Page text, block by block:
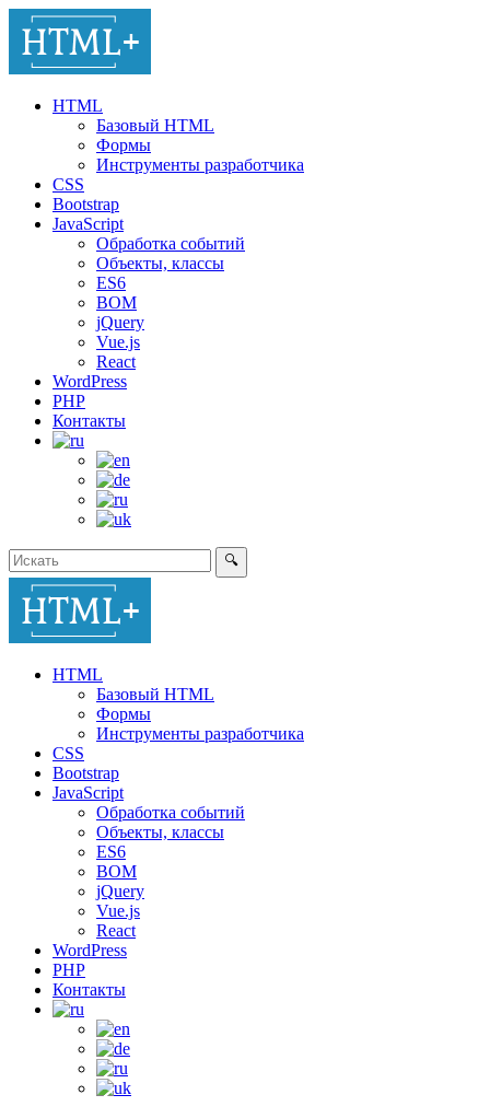
HTML
Базовый HTML
Формы
Инструменты разработчика
CSS
Bootstrap
JavaScript
Обработка событий
Объекты, классы
ES6
BOM
jQuery
Vue.js
React
WordPress
PHP
Контакты
🔍
HTML
Базовый HTML
Формы
Инструменты разработчика
CSS
Bootstrap
JavaScript
Обработка событий
Объекты, классы
ES6
BOM
jQuery
Vue.js
React
WordPress
PHP
Контакты